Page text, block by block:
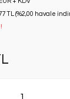
TL (%2,00 havale